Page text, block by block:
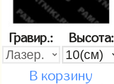
Гравир.: Высота:
В корзину